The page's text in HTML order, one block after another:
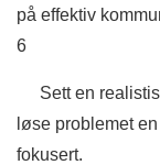
på effektiv
6
Sett en
løse problemet
fokusert.